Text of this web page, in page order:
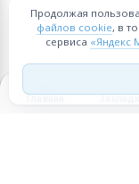
Главная
Продолжая
файлов cookie, в
сервиса «Яндекс